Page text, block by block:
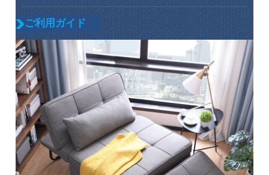
ご利用ガイド